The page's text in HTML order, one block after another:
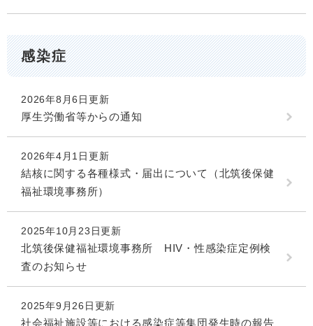
感染症
2026年8月6日更新
厚生労働省等からの通知
2026年4月1日更新
結核に関する各種様式・届出について（北筑後保健
福祉環境事務所）
2025年10月23日更新
北筑後保健福祉環境事務所 HIV・性感染症定例検
査のお知らせ
2025年9月26日更新
社会福祉施設等における感染症等集団発生時の報告